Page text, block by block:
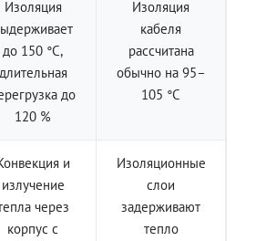
Изоляция
до 150 °C,
длительная
до
120 %
Изоляция
кабеля
рассчитана
обычно на 95–
105 °C
и
излучение
через
корпус с
Изоляционные
слои
задерживают
тепло